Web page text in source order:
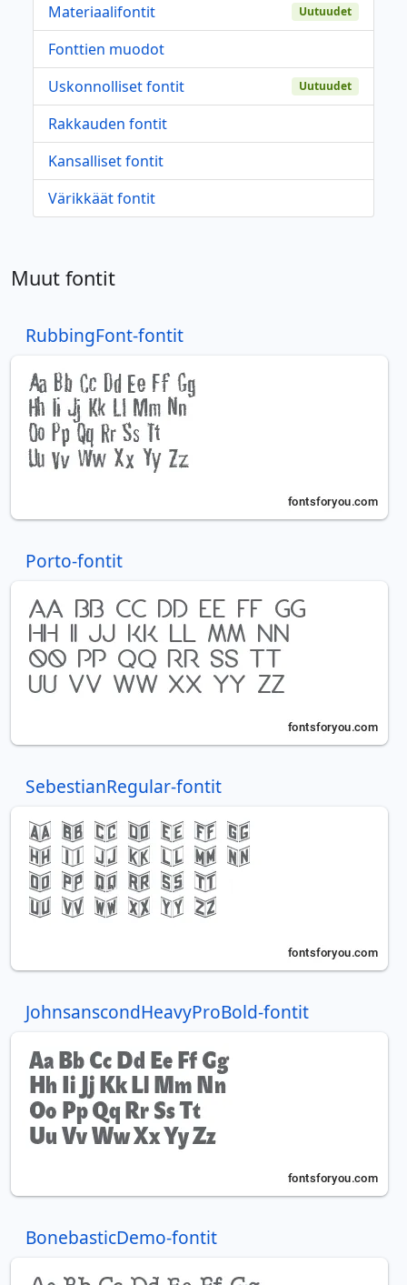
Materiaalifontit
Uutuudet
Fonttien muodot
Uskonnolliset fontit
Uutuudet
Rakkauden fontit
Kansalliset fontit
Värikkäät fontit
Muut fontit
RubbingFont-fontit
Porto-fontit
SebestianRegular-fontit
JohnsanscondHeavyProBold-fontit
BonebasticDemo-fontit